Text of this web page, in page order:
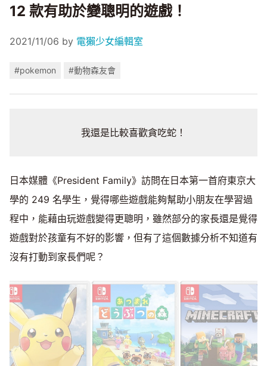
12 款有助於變聰明的遊戲！
2021/11/06 by 電獺少女編輯室
#pokemon #動物森友會
我還是比較喜歡貪吃蛇！
日本媒體《President Family》訪問在日本第一首府東京大
學的 249 名學生，覺得哪些遊戲能夠幫助小朋友在學習過
程中，能藉由玩遊戲變得更聰明，雖然部分的家長還是覺得
遊戲對於孩童有不好的影響，但有了這個數據分析不知道有
沒有打動到家長們呢？